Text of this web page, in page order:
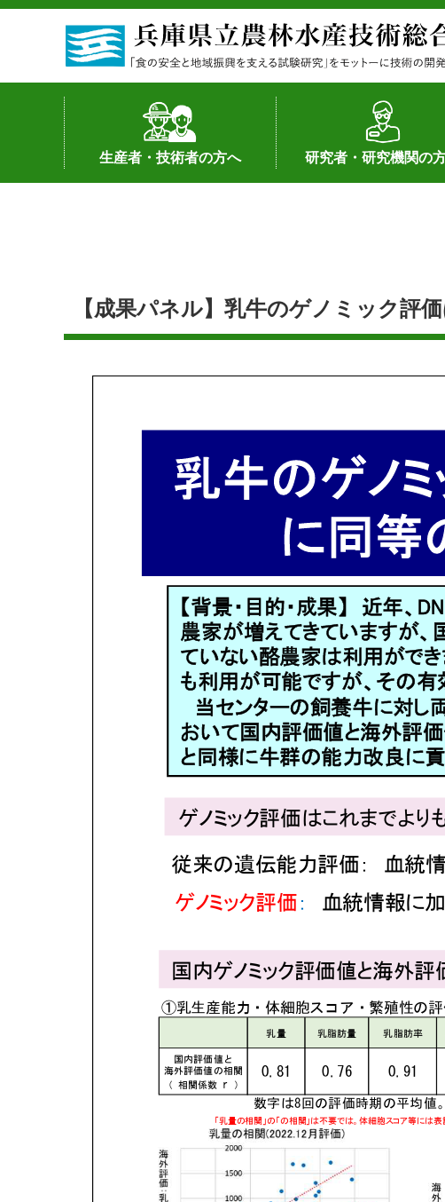
生産者・技術者の方へ
土地利用型作物
野菜
果樹・花き
加工・流通
経営･現地情報
環境病害虫
畜産
森林林業
水産
基幹種雄牛の紹介
研究者・研究機関の
研究者の紹介
シーズ研究の成果
産学官連携
知的財産の保有状況（特
知的財産の保有状況（品
研究員の受入
研究活動不正行為への対
公的研究資金への対応
【成果パネル】乳牛のゲノミック評